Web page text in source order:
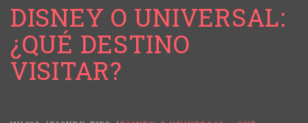
DISNEY O UNIVERSAL:
¿QUÉ DESTINO
VISITAR?